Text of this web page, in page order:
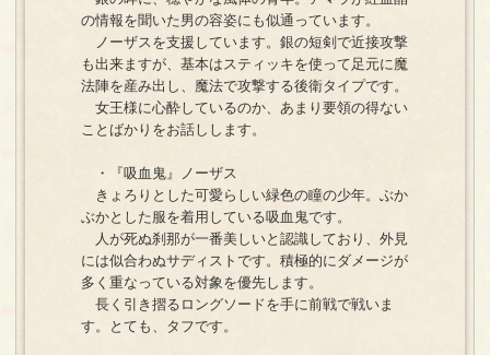
の情報を聞いた男の容姿にも似通っています。
ノーザスを支援しています。銀の短剣で近接攻撃
も出来ますが、基本はスティッキを使って足元に魔
法陣を産み出し、魔法で攻撃する後衛タイプです。
女王様に心酔しているのか、あまり要領の得ない
ことばかりをお話しします。
・『吸血鬼』ノーザス
きょろりとした可愛らしい緑色の瞳の少年。ぶか
ぶかとした服を着用している吸血鬼です。
人が死ぬ刹那が一番美しいと認識しており、外見
には似合わぬサディストです。積極的にダメージが
多く重なっている対象を優先します。
長く引き摺るロングソードを手に前戦で戦いま
す。とても、タフです。